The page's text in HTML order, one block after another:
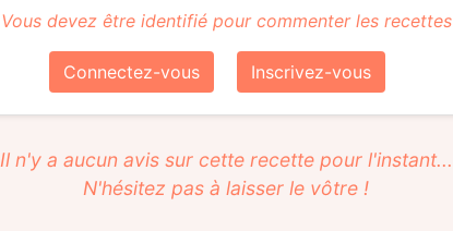
Vous devez être identifié pour commenter les recettes
Connectez-vous Inscrivez-vous
Il n'y a aucun avis sur cette recette pour l'instant...
N'hésitez pas à laisser le vôtre !